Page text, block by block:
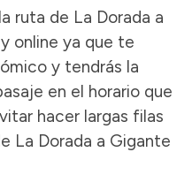
ruta de La Dorada a
online ya que te
y tendrás la
en el horario que
hacer largas filas
La Dorada a Gigante